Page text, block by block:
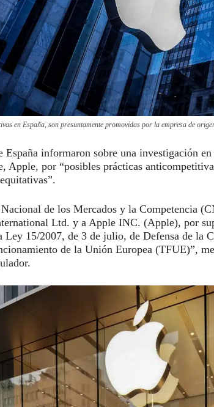
en España, son presuntamente promovidas por la empresa de
España informaron sobre una investigación
Apple, por “posibles prácticas
de los Mercados y la Competencia
Ltd. y a Apple INC. (Apple), por
Ley 15/2007, de 3 de julio, de Defensa de la
de la Unión Europea (TFUE)”,